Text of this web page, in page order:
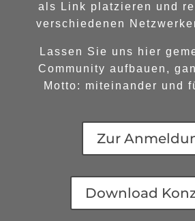
als Link platzieren und
verschiedenen
Lassen Sie uns hier
Community aufbauen,
Motto: miteinander und
Zur
Download